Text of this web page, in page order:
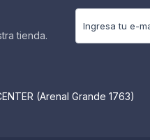
tienda.
(Arenal Grande 1763)